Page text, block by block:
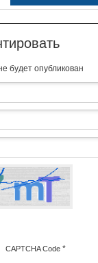
будет опубликован
CAPTCHA Code *